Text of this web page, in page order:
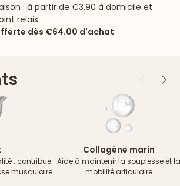
: à partir de €3.90 à domicile et
relais
dès €64.00 d'achat
Précédent
: contribue
musculaire
Collagène marin
Aide à maintenir la souplesse et la
mobilité articulaire